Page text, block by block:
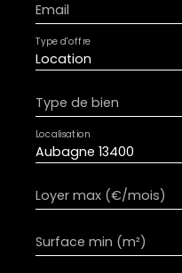
Email
Location
Type d'offre
Type de bien
Aubagne 13400
Localisation
Loyer max (€/mois)
Surface min (m²)